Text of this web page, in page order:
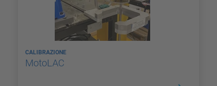
CALIBRAZIONE
MotoLAC